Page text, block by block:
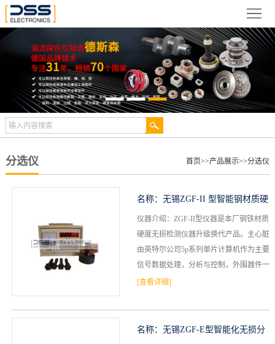
斯
动
态
品
展
检
测
合
分选仪 首页>>产品展示>>分选仪
名称： 无锡ZGF-II 型智能钢材质硬
度无损分选仪
仪器介绍：ZGF-II型仪器是本厂钢铁材质
硬度无损检测仪器升级换代产品。主心脏
由英特尔公司5p系列单片计算机作为主要
信号数据处理，分析与控制，外围器件一
律采用COMS中小规模集成电路，具有功
[查看详细]
名称： 无锡ZGF-E型智能化无损分